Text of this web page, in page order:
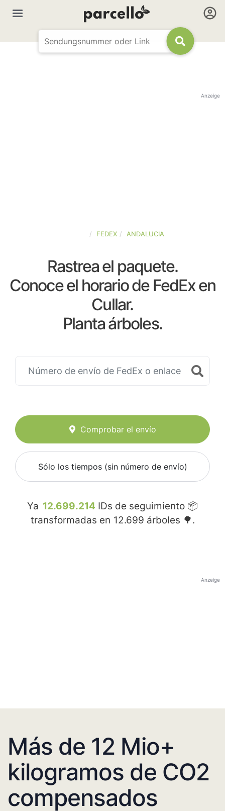
Anzeige
FEDEX ANDALUCIA
Rastrea el paquete.
Conoce el horario de FedEx en
Cullar.
Planta árboles.
Comprobar el envío
Sólo los tiempos (sin número de envío)
Ya 12.699.214 IDs de seguimiento 📦
transformadas en 12.699 árboles 🌳.
Anzeige
Más de 12 Mio+
kilogramos de CO2
compensados